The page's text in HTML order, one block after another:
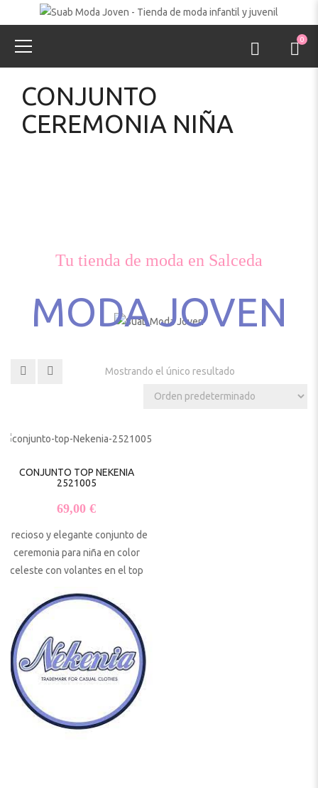
0
CONJUNTO
CEREMONIA NIÑA
Tu tienda de moda en Salceda
MODA JOVEN
Mostrando el único resultado
CONJUNTO TOP NEKENIA
2521005
69,00€
Precioso y elegante conjunto de
ceremonia para niña en color
celeste con volantes en el top